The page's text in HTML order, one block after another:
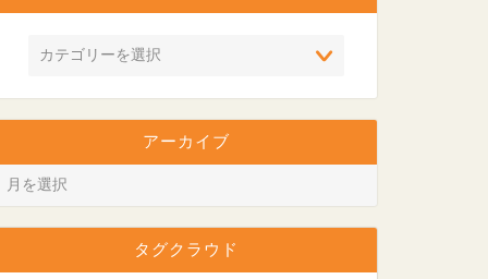
アーカイブ
タグクラウド